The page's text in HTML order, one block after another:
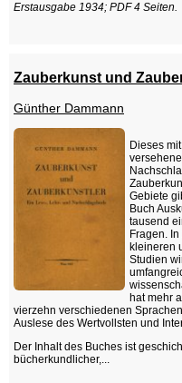
Erstausgabe 1934; PDF 4 Seiten.
Zauberkunst und
Günther Dammann
Dieses
Gebiete
Buch
tausend
Fragen.
kleineren
Studien
hat mehr
vierzehn verschiedenen
Auslese des Wertvollsten und
Der Inhalt des Buches ist
bücherkundlicher,...